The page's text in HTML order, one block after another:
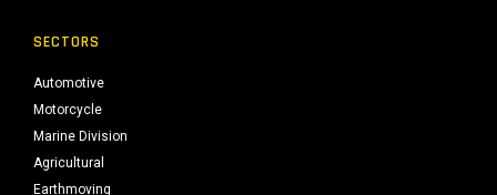
SECTORS
Automotive
Motorcycle
Marine Division
Agricultural
Earthmoving